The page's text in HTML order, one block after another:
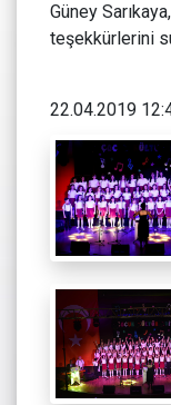
Güney
teşekkürlerini
22.04.2019